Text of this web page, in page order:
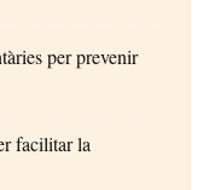
per prevenir
facilitar la